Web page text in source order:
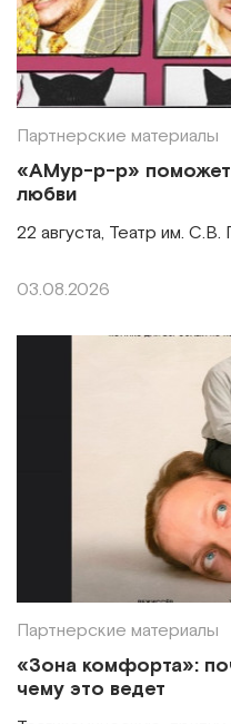
Партнерские материалы
«АМур-р-р» поможет
любви
22 августа, Театр им. С.В.
03.08.2026
Партнерские материалы
«Зона комфорта»:
чему это ведет